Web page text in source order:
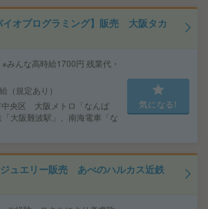
イオプログラミング】販売 大阪タカ
んな高時給1700円 残業代・
（規定あり）
中央区 大阪メトロ「なんば
大阪難波駅」、南海電車「な
気になる!
ジュエリー販売 あべのハルカス近鉄